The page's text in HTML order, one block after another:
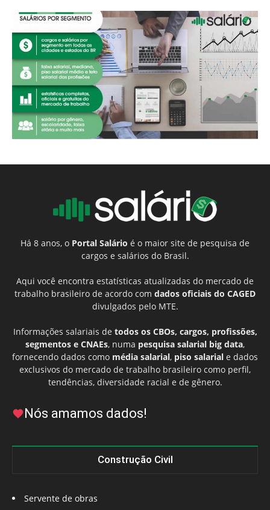
Há 8 anos, o Portal Salário é o maior site de pesquisa de
cargos e salários do Brasil.
Aqui você encontra estatísticas atualizadas do mercado de
trabalho brasileiro de acordo com dados oficiais do CAGED
divulgados pelo MTE.
Informações salariais de todos os CBOs, cargos, profissões,
segmentos e CNAEs, numa pesquisa salarial big data,
fornecendo dados como média salarial, piso salarial e dados
exclusivos do mercado de trabalho brasileiro como perfil,
tendências, diversidade racial e de gênero.
Nós amamos dados!
Construção Civil
Servente de obras